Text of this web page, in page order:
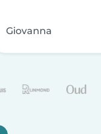
Giovanna